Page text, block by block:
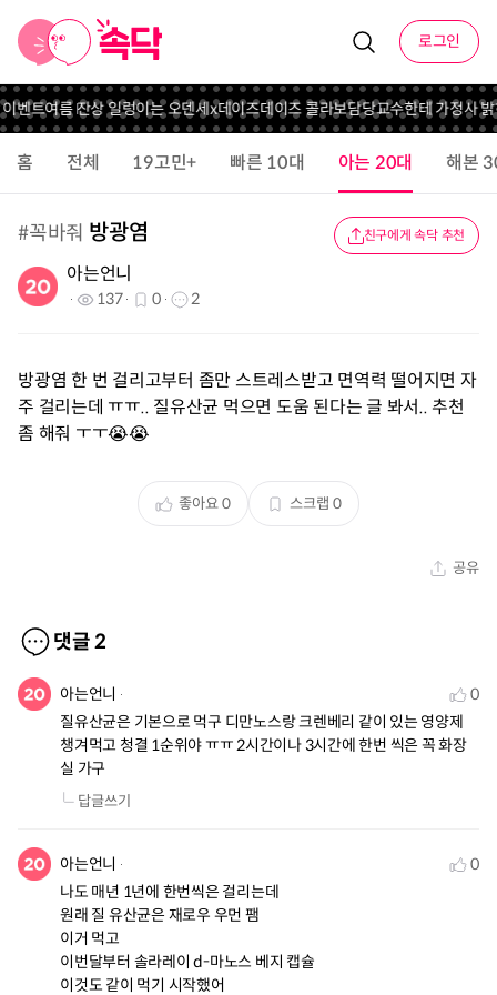
로그인
벤트여름 잔상 일렁이는 오덴세x데이즈데이즈 콜라보담당교수한테 가정사 밝
홈 전체 19고민+ 빠른 10대 아는 20대 해본
#꼭바줘 방광염 친구에게 속닥 추천
아는언니
137 0 2
방광염 한 번 걸리고부터 좀만 스트레스받고 면역력 떨어지면 자
주 걸리는데 ㅠㅠ.. 질유산균 먹으면 도움 된다는 글 봐서.. 추천
좀 해줘 ㅜㅜ😭😭
좋아요0 스크랩 0
공유
댓글2
아는언니
0
질유산균은 기본으로 먹구 디만노스랑 크렌베리 같이 있는 영양제
챙겨먹고 청결 1순위야 ㅠㅠ 2시간이나 3시간에 한번 씩은 꼭 화장
실 가구
답글쓰기
아는언니
0
나도 매년 1년에 한번씩은 걸리는데
원래 질 유산균은 재로우 우먼 팸
이거 먹고
이번달부터 솔라레이 d-마노스 베지 캡슐
이것도 같이 먹기 시작했어